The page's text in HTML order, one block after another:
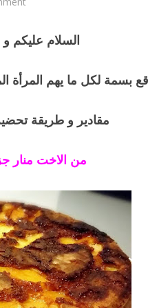
السلام عليكم
بسمة لكل ما يهم المرأة
مقادير و طريقة
من الاخت منار